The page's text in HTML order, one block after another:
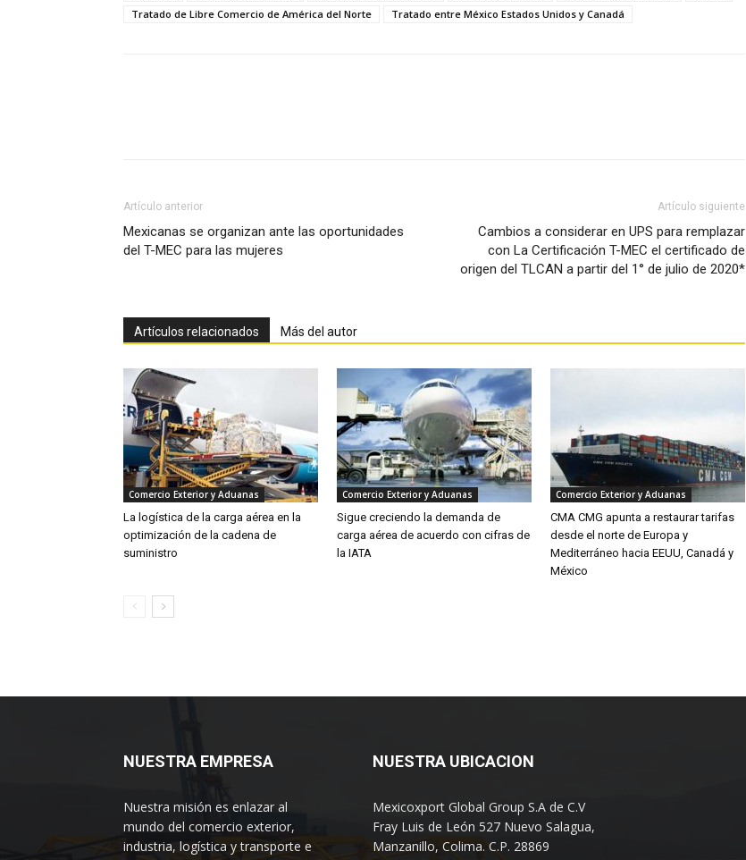
Tratado de Libre Comercio de América del Norte
Tratado entre México Estados Unidos y Canadá
Artículo anterior
Mexicanas se organizan ante las oportunidades
del T-MEC para las mujeres
Artículo siguiente
Cambios a considerar en UPS para remplazar
con La Certificación T-MEC el certificado de
origen del TLCAN a partir del 1° de julio de 2020*
Artículos relacionados Más del autor
Comercio Exterior y Aduanas
La logística de la carga aérea en la
optimización de la cadena de
suministro
Comercio Exterior y Aduanas
Sigue creciendo la demanda de
carga aérea de acuerdo con cifras de
la IATA
Comercio Exterior y Aduanas
CMA CMG apunta a restaurar tarifas
desde el norte de Europa y
Mediterráneo hacia EEUU, Canadá y
México
NUESTRA EMPRESA
Nuestra misión es enlazar al
mundo del comercio exterior,
industria, logística y transporte e
NUESTRA UBICACION
Mexicoxport Global Group S.A de C.V
Fray Luis de León 527 Nuevo Salagua,
Manzanillo, Colima. C.P. 28869